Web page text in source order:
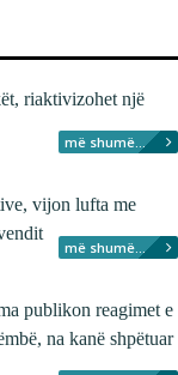
riaktivizohet një
më shumë...
vijon lufta me
më shumë...
publikon reagimet e
na kanë shpëtuar